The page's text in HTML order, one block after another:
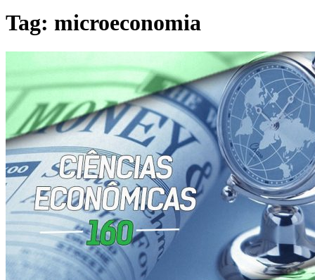
Tag: microeconomia